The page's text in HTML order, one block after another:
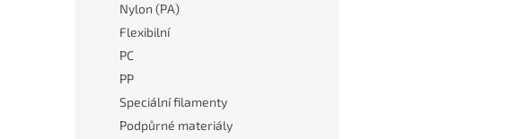
Nylon (PA)
Flexibilní
PC
PP
Speciální filamenty
Podpůrné materiály